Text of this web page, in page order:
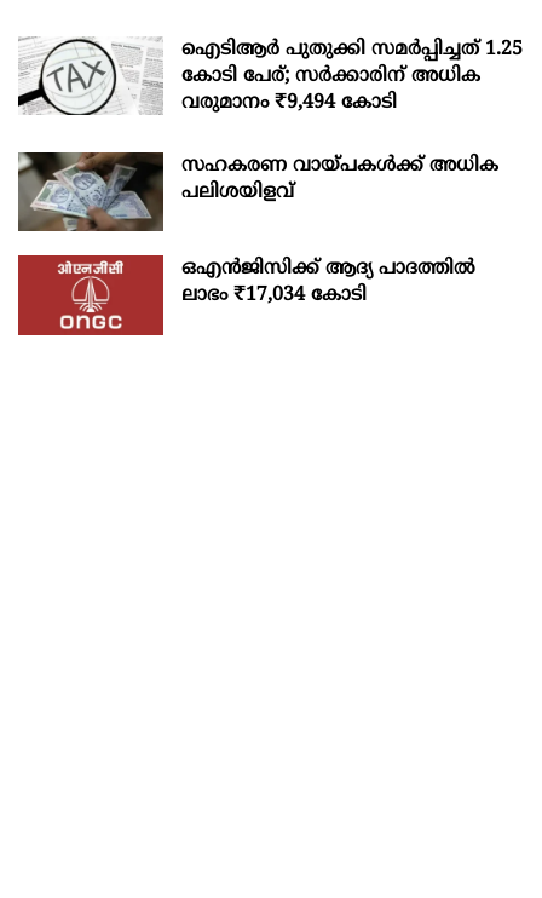
ഐടിആര്‍ പുതുക്കി സമർപ്പിച്ചത് 1.25
കോടി പേര്; സർക്കാരിന് അധിക
വരുമാനം ₹9,494 കോടി
സഹകരണ വായ്പകള്‍ക്ക് അധിക
പലിശയിളവ്
ഒഎന്‍ജിസിക്ക് ആദ്യ പാദത്തില്‍
ലാഭം ₹17,034 കോടി